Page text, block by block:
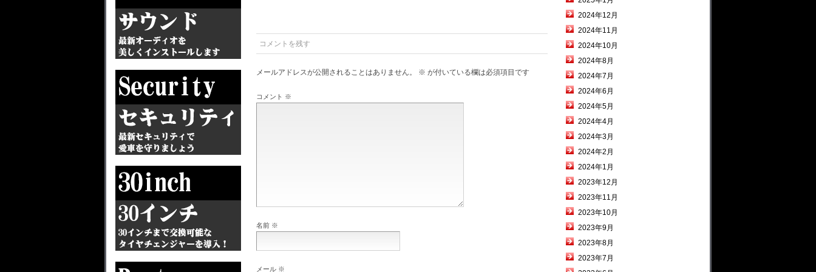
コメントを残す
メールアドレスが公開されることはありません。 ※ が付いている欄は必須項目です
コメント ※
名前 ※
メール ※
2024年12月
2024年11月
2024年10月
2024年8月
2024年7月
2024年6月
2024年5月
2024年4月
2024年3月
2024年2月
2024年1月
2023年12月
2023年11月
2023年10月
2023年9月
2023年8月
2023年7月